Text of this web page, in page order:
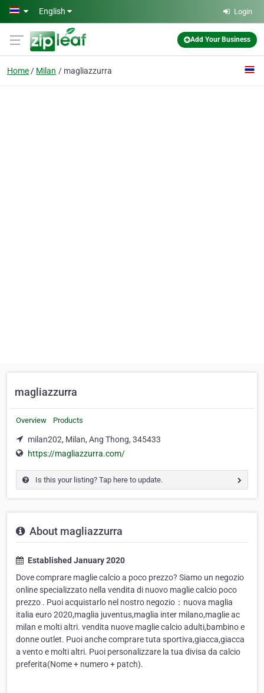
Skip to main content
English Login
Add Your Business
Home Milan magliazzurra
magliazzurra
Overview Products
milan202, Milan, Ang Thong, 345433
https://magliazzurra.com/
Is this your listing? Tap here to update.
About magliazzurra
Established January 2020
Dove comprare maglie calcio a poco prezzo? Siamo un negozio
online specializzato nella vendita di nuovo maglie calcio poco
prezzo . Puoi acquistarlo nel nostro negozio：nuova maglia
italia euro 2020,maglia juventus,maglia inter milano,maglie ac
milan e molti altri. vendita nuove maglie calcio adulti,bambino e
donne outlet. Puoi anche comprare tuta sportiva,giacca,giacca
a vento e molti altri. Puoi personalizzare la tua divisa da calcio
preferita(Nome + numero + patch).